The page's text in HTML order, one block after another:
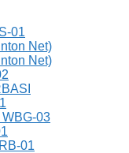
01
Net)
Net)
03
01